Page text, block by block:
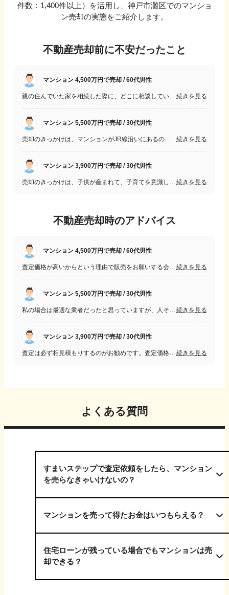
件数： 1,400件以上）を活用し、 神戸市灘区でのマンショ
ン売却の実態をご紹介します。
不動産売却前に不安だったこと
マンション 4,500万円で売却 / 60代男性
続きを見る
マンション 5,500万円で売却 / 30代男性
続きを見る
マンション 3,900万円で売却 / 30代男性
続きを見る
不動産売却時のアドバイス
マンション 4,500万円で売却 / 60代男性
続きを見る
マンション 5,500万円で売却 / 30代男性
続きを見る
マンション 3,900万円で売却 / 30代男性
続きを見る
よくある質問
すまいステップで査定依頼をしたら、マンション
を売らなきゃいけないの？
マンションを売って得たお金はいつもらえる？
住宅ローンが残っている場合でもマンションは売
却できる？